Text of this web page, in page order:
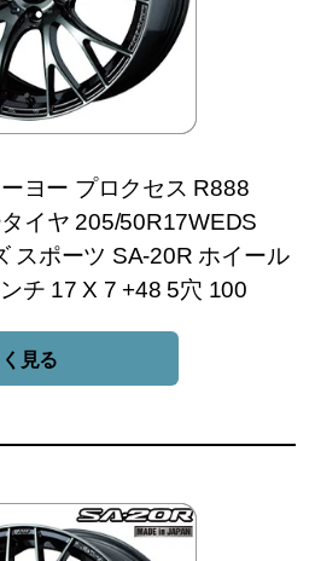
ヨー プロクセス R888
イヤ 205/50R17WEDS
スポーツ SA-20R ホイール
チ 17 X 7 +48 5穴 100
見る